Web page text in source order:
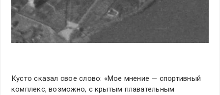
Кусто сказал свое слово: «Мое мнение — спортивный
комплекс, возможно, с крытым плавательным